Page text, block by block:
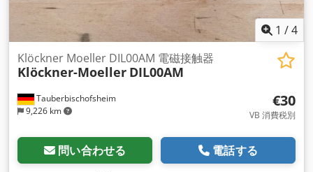
1 /4
Tauberbischofsheim
9,226 km
Klöckner Moeller DIL00AM 電磁接触器
Klöckner-Moeller DIL00AM
€30
VB 消費税別
問い合わせる 電話する